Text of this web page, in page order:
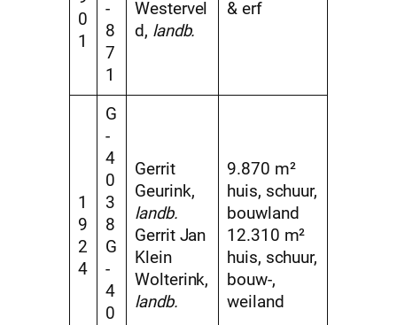
0
1
-
8
7
1
Westervel
d, landb.
& erf
1
9
2
4
G
-
4
0
3
8
G
-
4
0
Gerrit
Geurink,
landb.
Gerrit Jan
Klein
Wolterink,
landb.
9.870 m²
huis, schuur,
bouwland
12.310 m²
huis, schuur,
bouw-,
weiland